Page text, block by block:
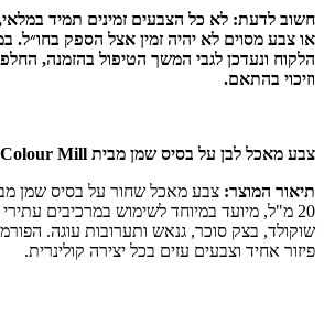
חשוב לדעת: לא כל הצבעים זמינים תמיד במלאי,
או צבע מסוים לא יהיה זמין אצל הספק בחו״ל.
הלקוח ונעדכן לגבי המשך הטיפול בהזמנה,
וזיכוי בהתאם.
צבע מאכל לבן על בסיס שמן מבית Colour Mill
תיאור המוצר:
20 מ"ל, מיועד במיוחד לשימוש במרכיבים
שוקולד, בצק סוכר, גנאש ותערובות עוגה.
פיזור אחיד וצבעים עזים בכל יצירה קולינרית.